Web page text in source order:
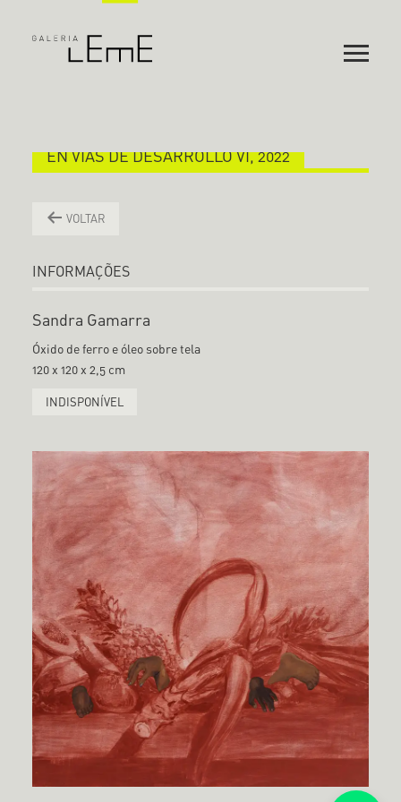
EN VIAS DE DESARROLLO VI, 2022
VOLTAR
INFORMAÇÕES
Sandra Gamarra
Óxido de ferro e óleo sobre tela
120 x 120 x 2,5 cm
INDISPONÍVEL